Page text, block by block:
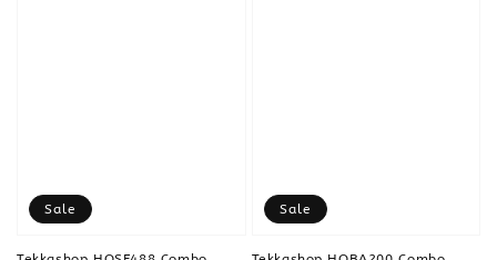
Sale Sale